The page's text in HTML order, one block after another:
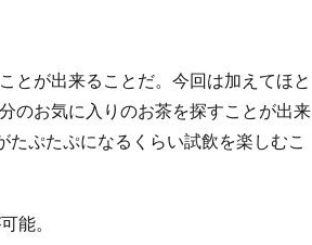
とが出来ることだ。今回は加えてほと
のお気に入りのお茶を探すことが出来
ぷたぷになるくらい試飲を楽しむこ
能。